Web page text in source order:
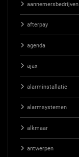
aannemersbedrijven
afterpay
agenda
ajax
alarminstallatie
alarmsystemen
alkmaar
antwerpen